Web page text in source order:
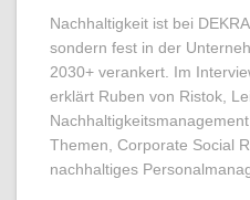
Nachhaltigkeit ist bei
sondern fest in der
2030+ verankert. Im
erklärt Ruben von Ristok,
Themen, Corporate Social
nachhaltiges